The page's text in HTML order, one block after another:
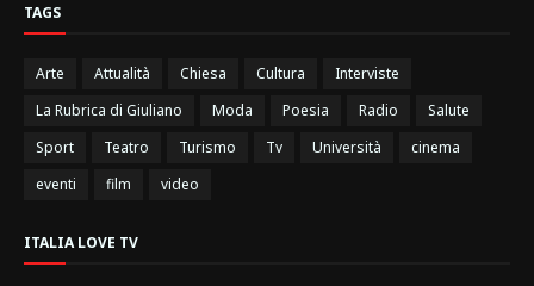
TAGS
Arte Attualità Chiesa Cultura
Interviste
La Rubrica di Giuliano
Moda Poesia Radio
Salute
Sport
Teatro Turismo Tv Università
cinema
eventi
film video
ITALIA LOVE TV